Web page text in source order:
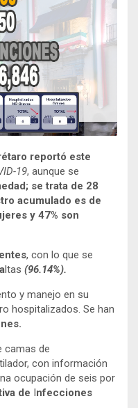
reportó este
19, aunque se
se trata de 28
acumulado es de
y 47% son
, con lo que se
ltas (96.14%).
y manejo en su
hospitalizados. Se han
camas de
con información
ocupación de seis por
de nfecciones